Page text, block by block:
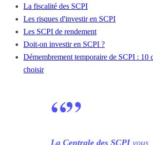
La fiscalité des SCPI
Les risques d'investir en SCPI
Les SCPI de rendement
Doit-on investir en SCPI ?
Démembrement temporaire de SCPI : 10
choisir
“”
La Centrale des SCPIvous